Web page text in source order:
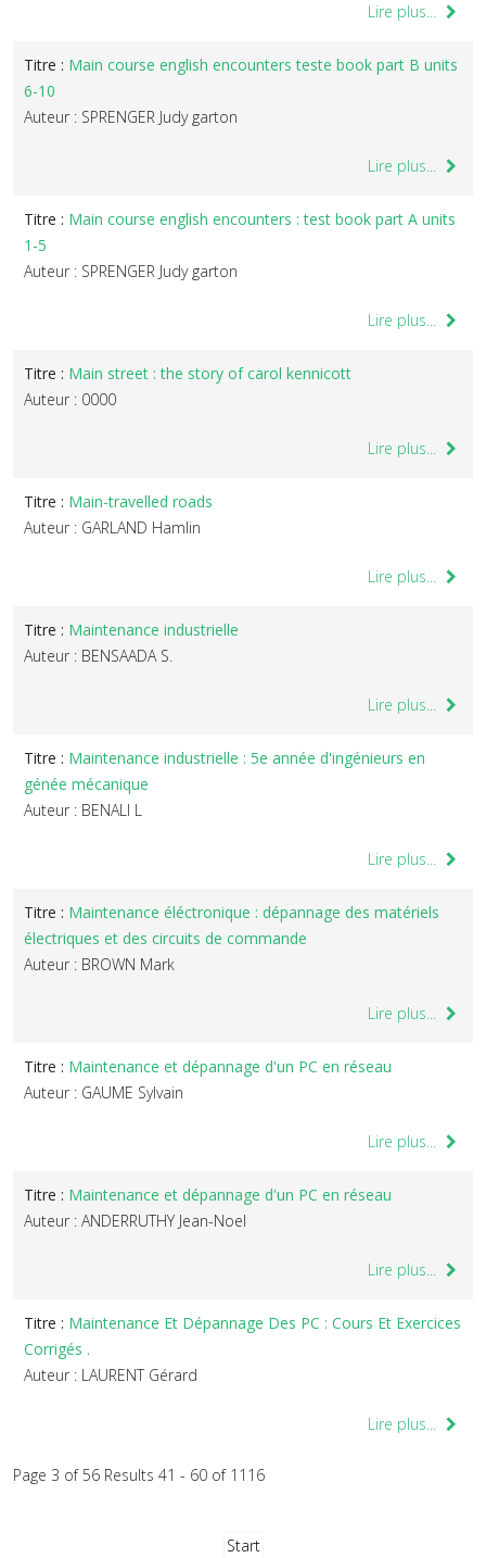
Lire plus...
Titre : Main course english encounters teste book part B units
6-10
Auteur : SPRENGER Judy garton
Lire plus...
Titre : Main course english encounters : test book part A units
1-5
Auteur : SPRENGER Judy garton
Lire plus...
Titre : Main street : the story of carol kennicott
Auteur : 0000
Lire plus...
Titre : Main-travelled roads
Auteur : GARLAND Hamlin
Lire plus...
Titre : Maintenance industrielle
Auteur : BENSAADA S.
Lire plus...
Titre : Maintenance industrielle : 5e année d'ingénieurs en
génée mécanique
Auteur : BENALI L
Lire plus...
Titre : Maintenance éléctronique : dépannage des matériels
électriques et des circuits de commande
Auteur : BROWN Mark
Lire plus...
Titre : Maintenance et dépannage d'un PC en réseau
Auteur : GAUME Sylvain
Lire plus...
Titre : Maintenance et dépannage d'un PC en réseau
Auteur : ANDERRUTHY Jean-Noel
Lire plus...
Titre : Maintenance Et Dépannage Des PC : Cours Et Exercices
Corrigés .
Auteur : LAURENT Gérard
Lire plus...
Page 3 of 56 Results 41 - 60 of 1116
Start